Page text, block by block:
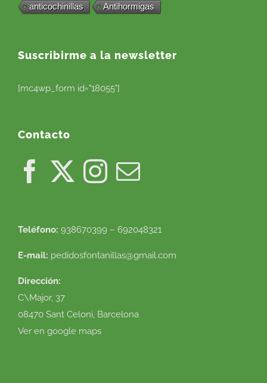
anticochinillas
Antihormigas
Suscribirme a la newsletter
[mc4wp_form id="18055"]
Contacto
Teléfono: 938670399 – 692048321
E-mail: pedidosfontanillas@gmail.com
Dirección:
C\Major, 37
08470 Sant Celoni, Barcelona
Ver en google maps